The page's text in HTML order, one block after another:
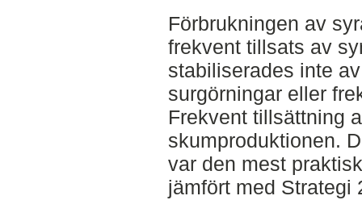
Förbrukningen av
frekvent tillsats av
stabiliserades inte
surgörningar eller
Frekvent tillsättning
skumproduktionen.
var den mest
jämfört med Strategi